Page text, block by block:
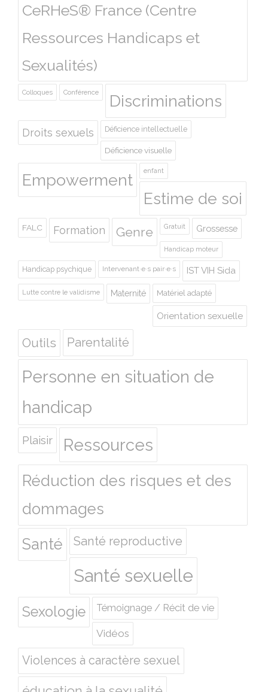
CeRHeS® France (Centre
Ressources Handicaps et
Sexualités)
Colloques Conférence Discriminations
Droits sexuels Déficience intellectuelle
Déficience visuelle
Empowerment enfant
Estime de soi
FALC Formation Genre Gratuit Grossesse
Handicap moteur
Handicap psychique Intervenant·e·s pair·e·s IST VIH Sida
Lutte contre le validisme Maternité Matériel adapté
Orientation sexuelle
Outils Parentalité
Personne en situation de
handicap
Plaisir Ressources
Réduction des risques et des
dommages
Santé
Santé reproductive
Santé sexuelle
Sexologie Témoignage / Récit de vie
Vidéos
Violences à caractère sexuel